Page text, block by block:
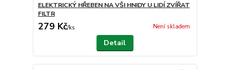
ELEKTRICKÝ HŘEBEN NA VŠI HNIDY U LIDÍ ZVÍŘAT
FILTR
279 Kč/ks Není skladem
Detail